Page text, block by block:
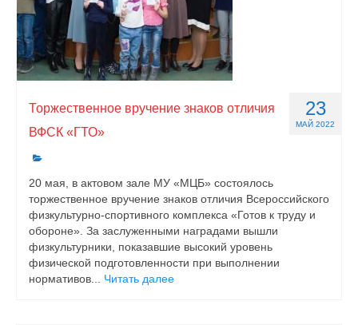
23
МАЙ 2022
Торжественное вручение знаков отличия
ВФСК «ГТО»
20 мая, в актовом зале МУ «МЦБ» состоялось
торжественное вручение знаков отличия Всероссийского
физкультурно-спортивного комплекса «Готов к труду и
обороне». За заслуженными наградами вышли
физкультурники, показавшие высокий уровень
физической подготовленности при выполнении
нормативов... Читать далее